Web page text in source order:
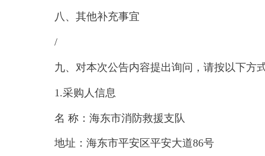
八、其他补充事宜
/
九、对本次公告内容提出询问，请按以下方
1.采购人信息
名 称：海东市消防救援支队
地址：海东市平安区平安大道